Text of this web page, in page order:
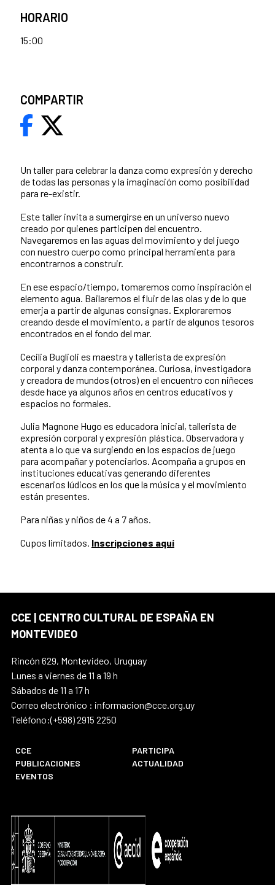
Un taller para celebrar la danza como expresión y derecho
de todas las personas y la imaginación como posibilidad
para re-existir.
Este taller invita a sumergirse en un universo nuevo
creado por quienes participen del encuentro.
Navegaremos en las aguas del movimiento y del juego
con nuestro cuerpo como principal herramienta para
encontrarnos a construir.
En ese espacio/tiempo, tomaremos como inspiración el
elemento agua. Bailaremos el fluir de las olas y de lo que
emerja a partir de algunas consignas. Exploraremos
creando desde el movimiento, a partir de algunos tesoros
encontrados en el fondo del mar.
Cecilia Buglioli es maestra y tallerista de expresión
corporal y danza contemporánea. Curiosa, investigadora
y creadora de mundos (otros) en el encuentro con niñeces
desde hace ya algunos años en centros educativos y
espacios no formales.
Julia Magnone Hugo es educadora inicial, tallerista de
expresión corporal y expresión plástica. Observadora y
atenta a lo que va surgiendo en los espacios de juego
para acompañar y potenciarlos. Acompaña a grupos en
instituciones educativas generando diferentes
escenarios lúdicos en los que la música y el movimiento
están presentes.
Para niñas y niños de 4 a 7 años.
Cupos limitados. Inscripciones aquí
HORARIO
15:00
COMPARTIR
CCE | CENTRO CULTURAL DE ESPAÑA EN
MONTEVIDEO
Rincón 629, Montevideo, Uruguay
Lunes a viernes de 11 a 19 h
Sábados de 11 a 17 h
Correo electrónico : informacion@cce.org.uy
Teléfono:(+598) 2915 2250
CCE
PARTICIPA
PUBLICACIONES
ACTUALIDAD
EVENTOS